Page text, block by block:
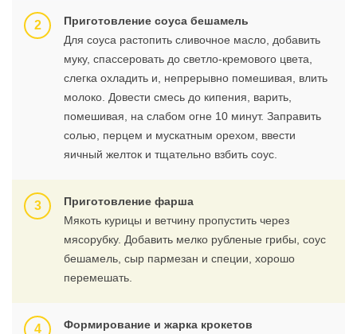
Приготовление соуса бешамель
Для соуса растопить сливочное масло, добавить
муку, спассеровать до светло-кремового цвета,
слегка охладить и, непрерывно помешивая, влить
молоко. Довести смесь до кипения, варить,
помешивая, на слабом огне 10 минут. Заправить
солью, перцем и мускатным орехом, ввести
яичный желток и тщательно взбить соус.
Приготовление фарша
Мякоть курицы и ветчину пропустить через
мясорубку. Добавить мелко рубленые грибы, соус
бешамель, сыр пармезан и специи, хорошо
перемешать.
Формирование и жарка крокетов